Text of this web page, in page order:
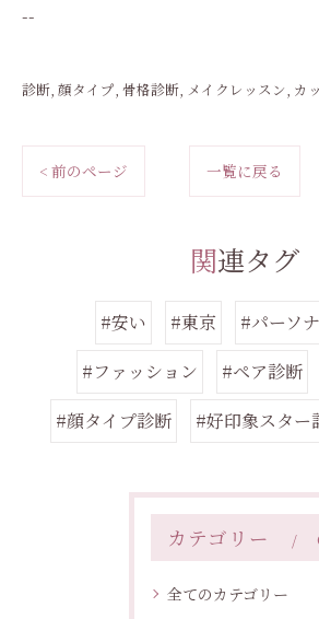
--
診断 顔タイプ 骨格診断 メイクレッスン カ
< 前のページ 一覧に戻る
関連タグ
#安い #東京
#パーソ
#ファッション
#ペア診断
#顔タイプ診断
#好印象スター
カテゴリー
全てのカテゴリー